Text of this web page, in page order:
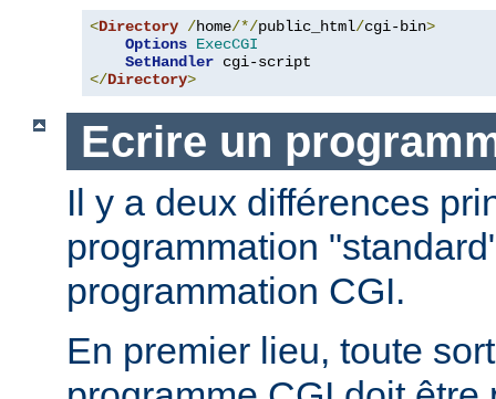
<Directory /home/*/public_html/cgi-bin>
Options ExecCGI
SetHandler
</Directory>
Ecrire un
Il y a deux différences
programmation
programmation CGI.
En premier lieu, toute